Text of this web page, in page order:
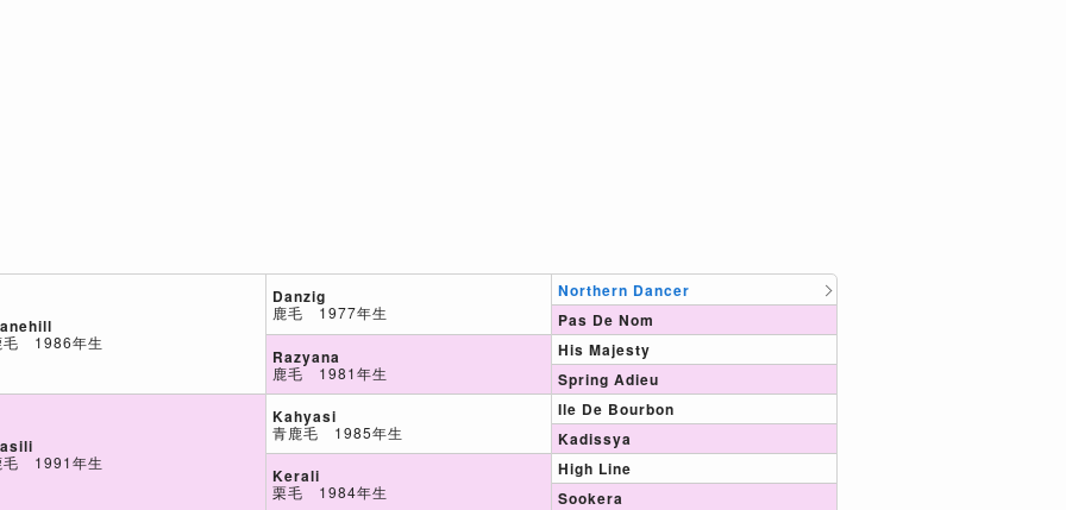
毛 1986年生
毛 1991年生
Danzig
鹿毛 1977年生
Razyana
鹿毛 1981年生
Kahyasi
青鹿毛 1985年生
Kerali
栗毛 1984年生
Northern Dancer
Pas De Nom
His Majesty
Spring Adieu
Ile De Bourbon
Kadissya
High Line
Sookera